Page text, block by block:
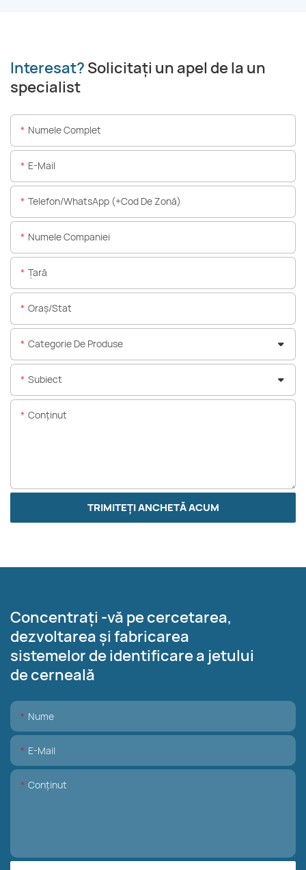
Interesat? Solicitați un apel de la un
specialist
Numele Complet
E-Mail
Telefon/WhatsApp (+Cod De Zonă)
Numele Companiei
Ţară
Oraș/stat
Categorie De Produse
Subiect
Conţinut
TRIMITEȚI ANCHETĂ ACUM
Concentrați -vă pe cercetarea,
dezvoltarea și fabricarea
sistemelor de identificare a jetului
de cerneală
Nume
E-Mail
Conţinut